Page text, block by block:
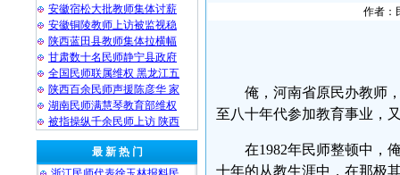
安徽宿松大批教师集体讨薪
安徽铜陵教师上访被监视稳
陕西蓝田县教师集体拉横幅
甘肃数十名民师静宁县政府
全国民师联属维权 黑龙江五
陕西百余民师声援陈彦华 家
湖南民师满慧琴教育部维权
被指操纵千余民师上访 陕西
最 新 热 门
作者：
俺，河南省原民办教师
至八十年代参加教育事业，
在1982年民师整顿中，
十年的从教生涯中，在那极